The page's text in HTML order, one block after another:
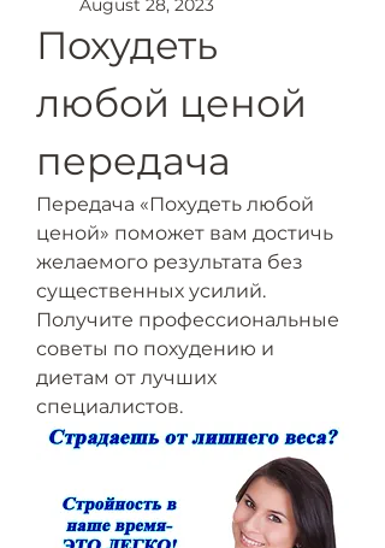
August 28, 2023
Похудеть
любой ценой
передача
Передача «Похудеть любой
ценой» поможет вам достичь
желаемого результата без
существенных усилий.
Получите профессиональные
советы по похудению и
диетам от лучших
специалистов.